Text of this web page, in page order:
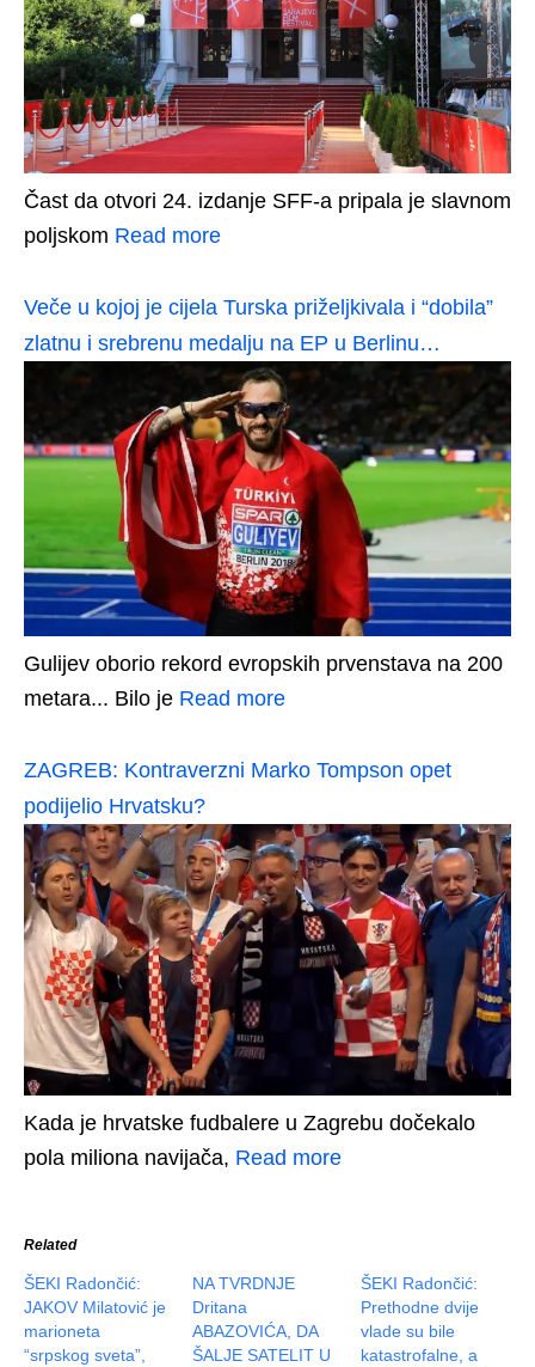
Čast da otvori 24. izdanje SFF-a pripala je slavnom
poljskom Read more
Veče u kojoj je cijela Turska priželjkivala i “dobila”
zlatnu i srebrenu medalju na EP u Berlinu…
Gulijev oborio rekord evropskih prvenstava na 200
metara... Bilo je Read more
ZAGREB: Kontraverzni Marko Tompson opet
podijelio Hrvatsku?
Kada je hrvatske fudbalere u Zagrebu dočekalo
pola miliona navijača, Read more
Related
ŠEKI Radončić:
JAKOV Milatović je
marioneta
“srpskog sveta”,
NA TVRDNJE
Dritana
ABAZOVIĆA, DA
ŠALJE SATELIT U
ŠEKI Radončić:
Prethodne dvije
vlade su bile
katastrofalne, a